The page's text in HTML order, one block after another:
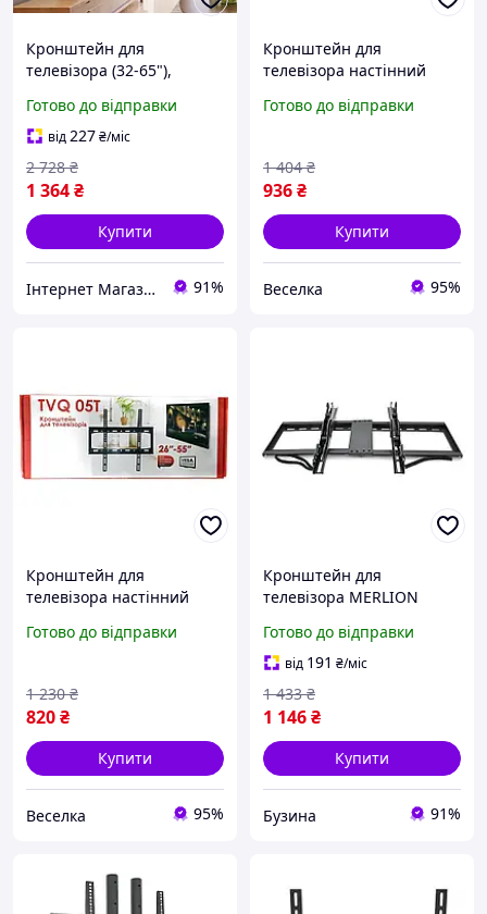
Кронштейн для
телевізора (32-65"),
32, Поворотний
кронштейн для великих
телевізорів, MTS
Готово до відправки
від227₴/міс
1 364₴
2 728 ₴
Купити
Інтернет Магазин "StepShop" 91%
Кронштейн для
телевізора настінний
для діагоналей 32-65
FLAME
Готово до відправки
936₴
1 404 ₴
Купити
Веселка 95%
Кронштейн для
телевізора настінний
для встановлення на
Готово до відправки
820₴
1 230 ₴
Купити
Веселка 95%
Кронштейн для
телевізора MERLION
32-65 до 45кг VESA
600x400mm чорний
buzyna
Готово до відправки
від 191 ₴/міс
1 146₴
1 433 ₴
Купити
Бузина 91%